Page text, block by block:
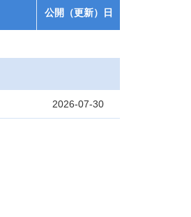
公開（更新）日
2026-07-30